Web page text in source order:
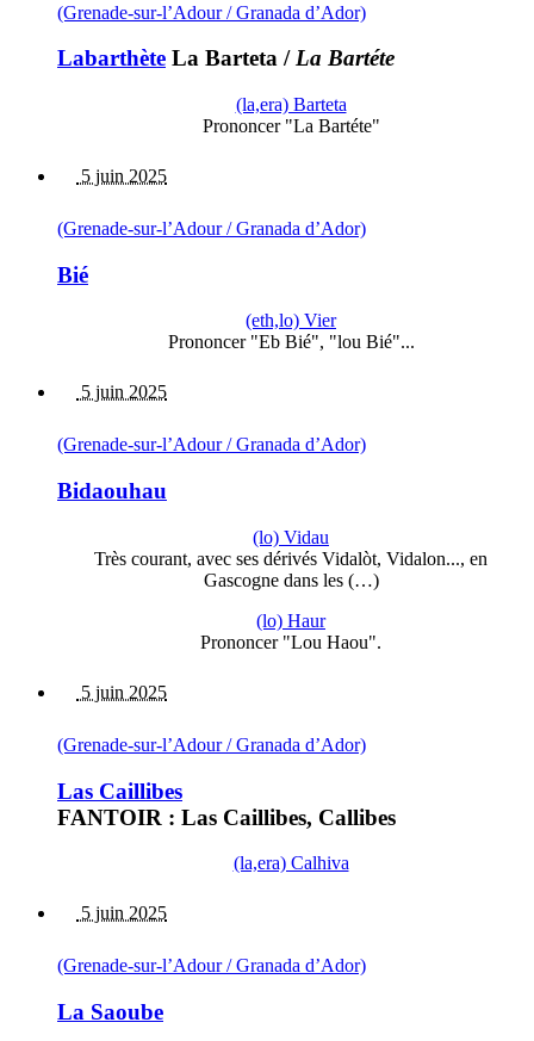
(Grenade-sur-l’Adour / Granada d’Ador)
Labarthète La Barteta /La Bartéte
(la,era) Barteta
Prononcer "La Bartéte"
5 juin 2025
(Grenade-sur-l’Adour / Granada d’Ador)
Bié
(eth,lo) Vier
Prononcer "Eb Bié", "lou Bié"...
5 juin 2025
(Grenade-sur-l’Adour / Granada d’Ador)
Bidaouhau
(lo) Vidau
Très courant, avec ses dérivés Vidalòt, Vidalon..., en
Gascogne dans les (…)
(lo) Haur
Prononcer "Lou Haou".
5 juin 2025
(Grenade-sur-l’Adour / Granada d’Ador)
Las Caillibes
FANTOIR : Las Caillibes, Callibes
(la,era) Calhiva
5 juin 2025
(Grenade-sur-l’Adour / Granada d’Ador)
La Saoube